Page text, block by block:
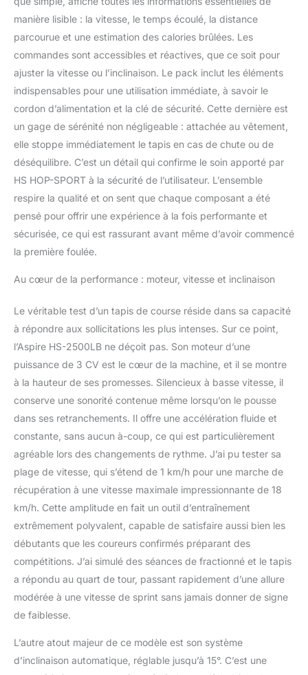
tapis de course
inclinable. CONNEXIONS
APPAREILS MOBILES : Le
tapis de course pour la
maison est équipée
d'une connexion
Bluetooth et USB. Vous
pouvez écouter de la
musique ou regarder un
film tout en faisant de
l'exercice sans que la
batterie de votre appareil
ne se décharge. 2,41 €
d'éco participation.
IMPORTANT ! Nous
avons réservé
jour souhaité, c'est
pourquoi votre
qu'après avoir pris
rendez-vous. Il est donc
important d'indiquer des
coordonnées valables
lors de votre commande!
Si vous indiquez des
coordonnées
incorrectes/non valables,
la prise de contact est
marchandise ne peut
malheureusement pas
être livrée. L'article est
expédié par transporteur.
gratuitement au bord du
trottoir.
manière lisible : la vitesse, le temps écoulé, la distance
parcourue et une estimation des calories brûlées. Les
commandes sont accessibles et réactives, que ce soit pour
ajuster la vitesse ou l’inclinaison. Le pack inclut les éléments
indispensables pour une utilisation immédiate, à savoir le
cordon d’alimentation et la clé de sécurité. Cette dernière est
un gage de sérénité non négligeable : attachée au vêtement,
elle stoppe immédiatement le tapis en cas de chute ou de
déséquilibre. C’est un détail qui confirme le soin apporté par
HS HOP-SPORT à la sécurité de l’utilisateur. L’ensemble
respire la qualité et on sent que chaque composant a été
pensé pour offrir une expérience à la fois performante et
sécurisée, ce qui est rassurant avant même d’avoir commencé
la première foulée.
Au cœur de la performance : moteur, vitesse et inclinaison
Le véritable test d’un tapis de course réside dans sa capacité
à répondre aux sollicitations les plus intenses. Sur ce point,
l’Aspire HS-2500LB ne déçoit pas. Son moteur d’une
puissance de 3 CV est le cœur de la machine, et il se montre
à la hauteur de ses promesses. Silencieux à basse vitesse, il
conserve une sonorité contenue même lorsqu’on le pousse
dans ses retranchements. Il offre une accélération fluide et
constante, sans aucun à-coup, ce qui est particulièrement
agréable lors des changements de rythme. J’ai pu tester sa
plage de vitesse, qui s’étend de 1 km/h pour une marche de
récupération à une vitesse maximale impressionnante de 18
km/h. Cette amplitude en fait un outil d’entraînement
extrêmement polyvalent, capable de satisfaire aussi bien les
débutants que les coureurs confirmés préparant des
compétitions. J’ai simulé des séances de fractionné et le tapis
a répondu au quart de tour, passant rapidement d’une allure
modérée à une vitesse de sprint sans jamais donner de signe
de faiblesse.
L’autre atout majeur de ce modèle est son système
d’inclinaison automatique, réglable jusqu’à 15°. C’est une